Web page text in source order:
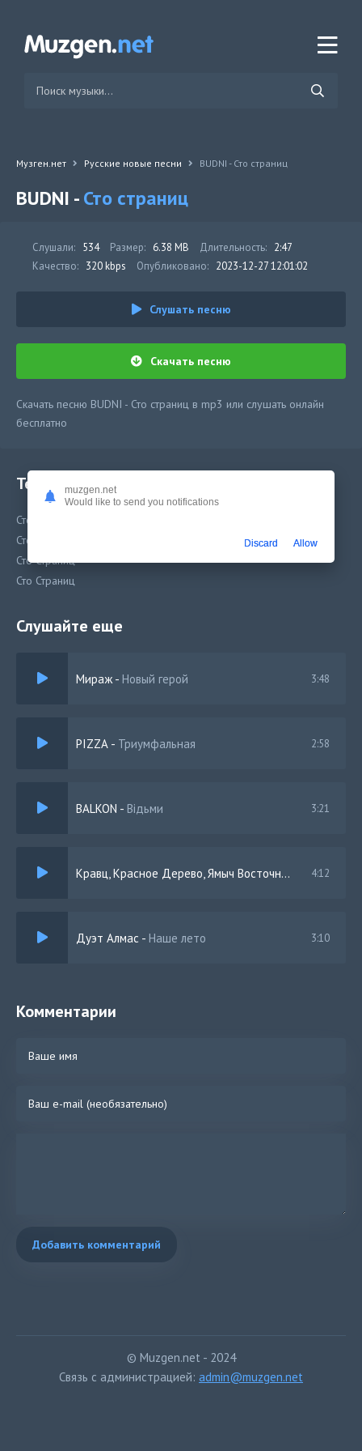
Музген.нет Русские новые песни BUDNI - Сто страниц
BUDNI -Сто страниц
Слушали: 534 Размер: 6.38 MB Длительность: 2:47
Качество: 320 kbps Опубликовано: 2023-12-27 12:01:02
Слушать песню
Скачать песню
Скачать песню BUDNI - Сто страниц в mp3 или слушать онлайн
бесплатно
Текст песни
Сто Страниц
Сто Страниц
Сто Страниц
Сто Страниц
Слушайте еще
Мираж - Новый герой 3:48
PIZZA - Триумфальная 2:58
BALKON - Відьми 3:21
Кравц, Красное Дерево, Ямыч Восточный Округ -
4:12
Дуэт Алмас - Наше лето 3:10
Комментарии
Добавить комментарий
© Muzgen.net - 2024
Связь с администрацией: admin@muzgen.net
muzgen.net
Would like to send you notifications
Discard Allow